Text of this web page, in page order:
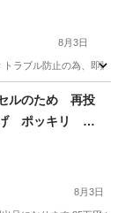
8月3日
ラブル防止の為、即
セルのため 再投
ポッキリ 価
車検 あり
8月3日